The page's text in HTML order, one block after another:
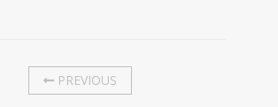
PREVIOUS